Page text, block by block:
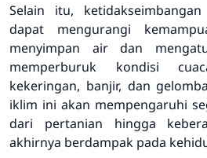
Selain itu,
dapat mengurangi
menyimpan air dan
memperburuk kondisi
kekeringan, banjir, dan
iklim ini akan mempengaruhi
dari pertanian hingga
akhirnya berdampak pada